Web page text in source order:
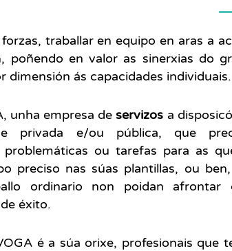
traballar en equipo en aras a
poñendo en valor as sinerxias do
dimensión ás capacidades individuais.
unha empresa deservizos a
privada e/ou pública, que
problemáticas ou tarefas para as
preciso nas súas plantillas, ou
ordinario non poidan afrontar
éxito.
é a súa orixe, profesionais que